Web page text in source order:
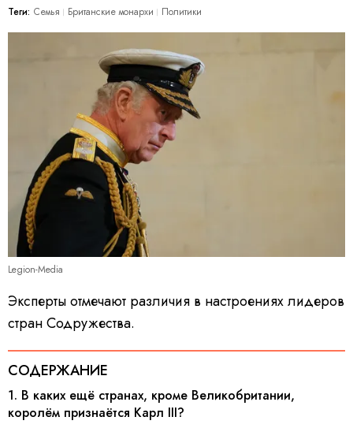
Теги: Семья Британские монархи Политики
Legion-Media
Эксперты отмечают различия в настроениях лидеров
стран Содружества.
СОДЕРЖАНИЕ
1. В каких ещё странах, кроме Великобритании,
королём признаётся Карл III?